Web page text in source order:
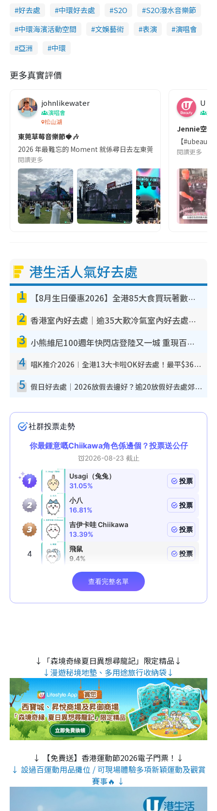
好去處 中環好去處 S2O
S2O潑水音樂節
中環海濱活動空間
文娛藝術 表演
演唱會
亞洲
中環
更多真實評價
johnlikewater
演唱會
松山湖
東莞草莓音樂節🍓🎶
2026 年最難忘的 Moment 就係尋日去左東莞草莓音樂節!人生首
閱讀更多
U
娛
Jennie空降
【
閱讀更多
港生活人氣好去處
1 【8月生日優惠2026】全港85大食買玩著數攻略 自助餐/火鍋放題同行免費＋誠品/DONKI送現金券
2 香港室內好去處｜逾35大歎冷氣室內好去處推介 室內活動免費避雨無懼落雨
3 小熊維尼100週年快閃店登陸又一城 重現百畝森林經典場景／獨家限定盲盒登場／專屬DIY香水
4 唱K推介2026︱全港13大卡啦OK好去處！最平$36起 日文K都有！(附地址+收費詳情)
5 假日好去處｜2026放假去邊好？逾20放假好去處郊外/秘景 休閒半日或一日遊
↓「森境奇緣夏日異想尋龍記」限定精品↓
↓漫遊秘境地墊、多用途旅行收納袋↓
↓ 【免費送】香港運動節2026電子門票！↓
↓ 設過百運動用品攤位 / 可現場體驗多項新穎運動及觀賞
賽事🔥 ↓